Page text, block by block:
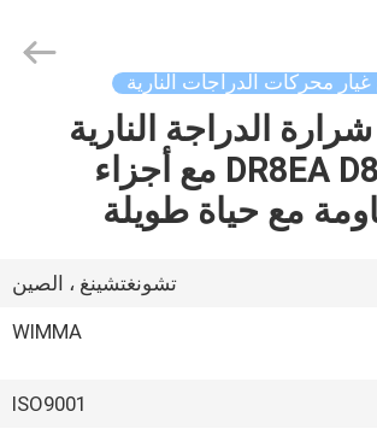
محركات الدراجات النارية
الدراجة النارية
DR8EA D8RTC مع أجزاء
مع حياة طويلة
تشونغتشينغ ، الصين
WIMMA
ISO9001